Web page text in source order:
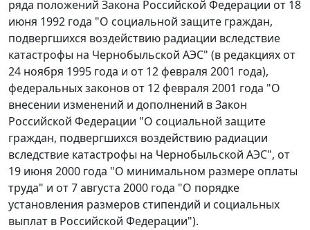
ряда положений Закона Российской Федерации от 18
июня 1992 года "О социальной защите граждан,
подвергшихся воздействию радиации вследствие
катастрофы на Чернобыльской АЭС" (в редакциях от
24 ноября 1995 года и от 12 февраля 2001 года),
федеральных законов от 12 февраля 2001 года "О
внесении изменений и дополнений в Закон
Российской Федерации "О социальной защите
граждан, подвергшихся воздействию радиации
вследствие катастрофы на Чернобыльской АЭС", от
19 июня 2000 года "О минимальном размере оплаты
труда" и от 7 августа 2000 года "О порядке
установления размеров стипендий и социальных
выплат в Российской Федерации").